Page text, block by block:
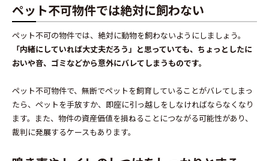
ペット不可物件では絶対に飼わない
ペット不可の物件では、絶対に動物を飼わないようにしましょう。
「内緒にしていれば大丈夫だろう」と思っていても、ちょっとしたに
おいや音、ゴミなどから意外にバレてしまうものです。
ペット不可物件で、無断でペットを飼育していることがバレてしまっ
たら、ペットを手放すか、即座に引っ越しをしなければならなくなり
ます。また、物件の資産価値を損ねることにつながる可能性があり、
裁判に発展するケースもあります。